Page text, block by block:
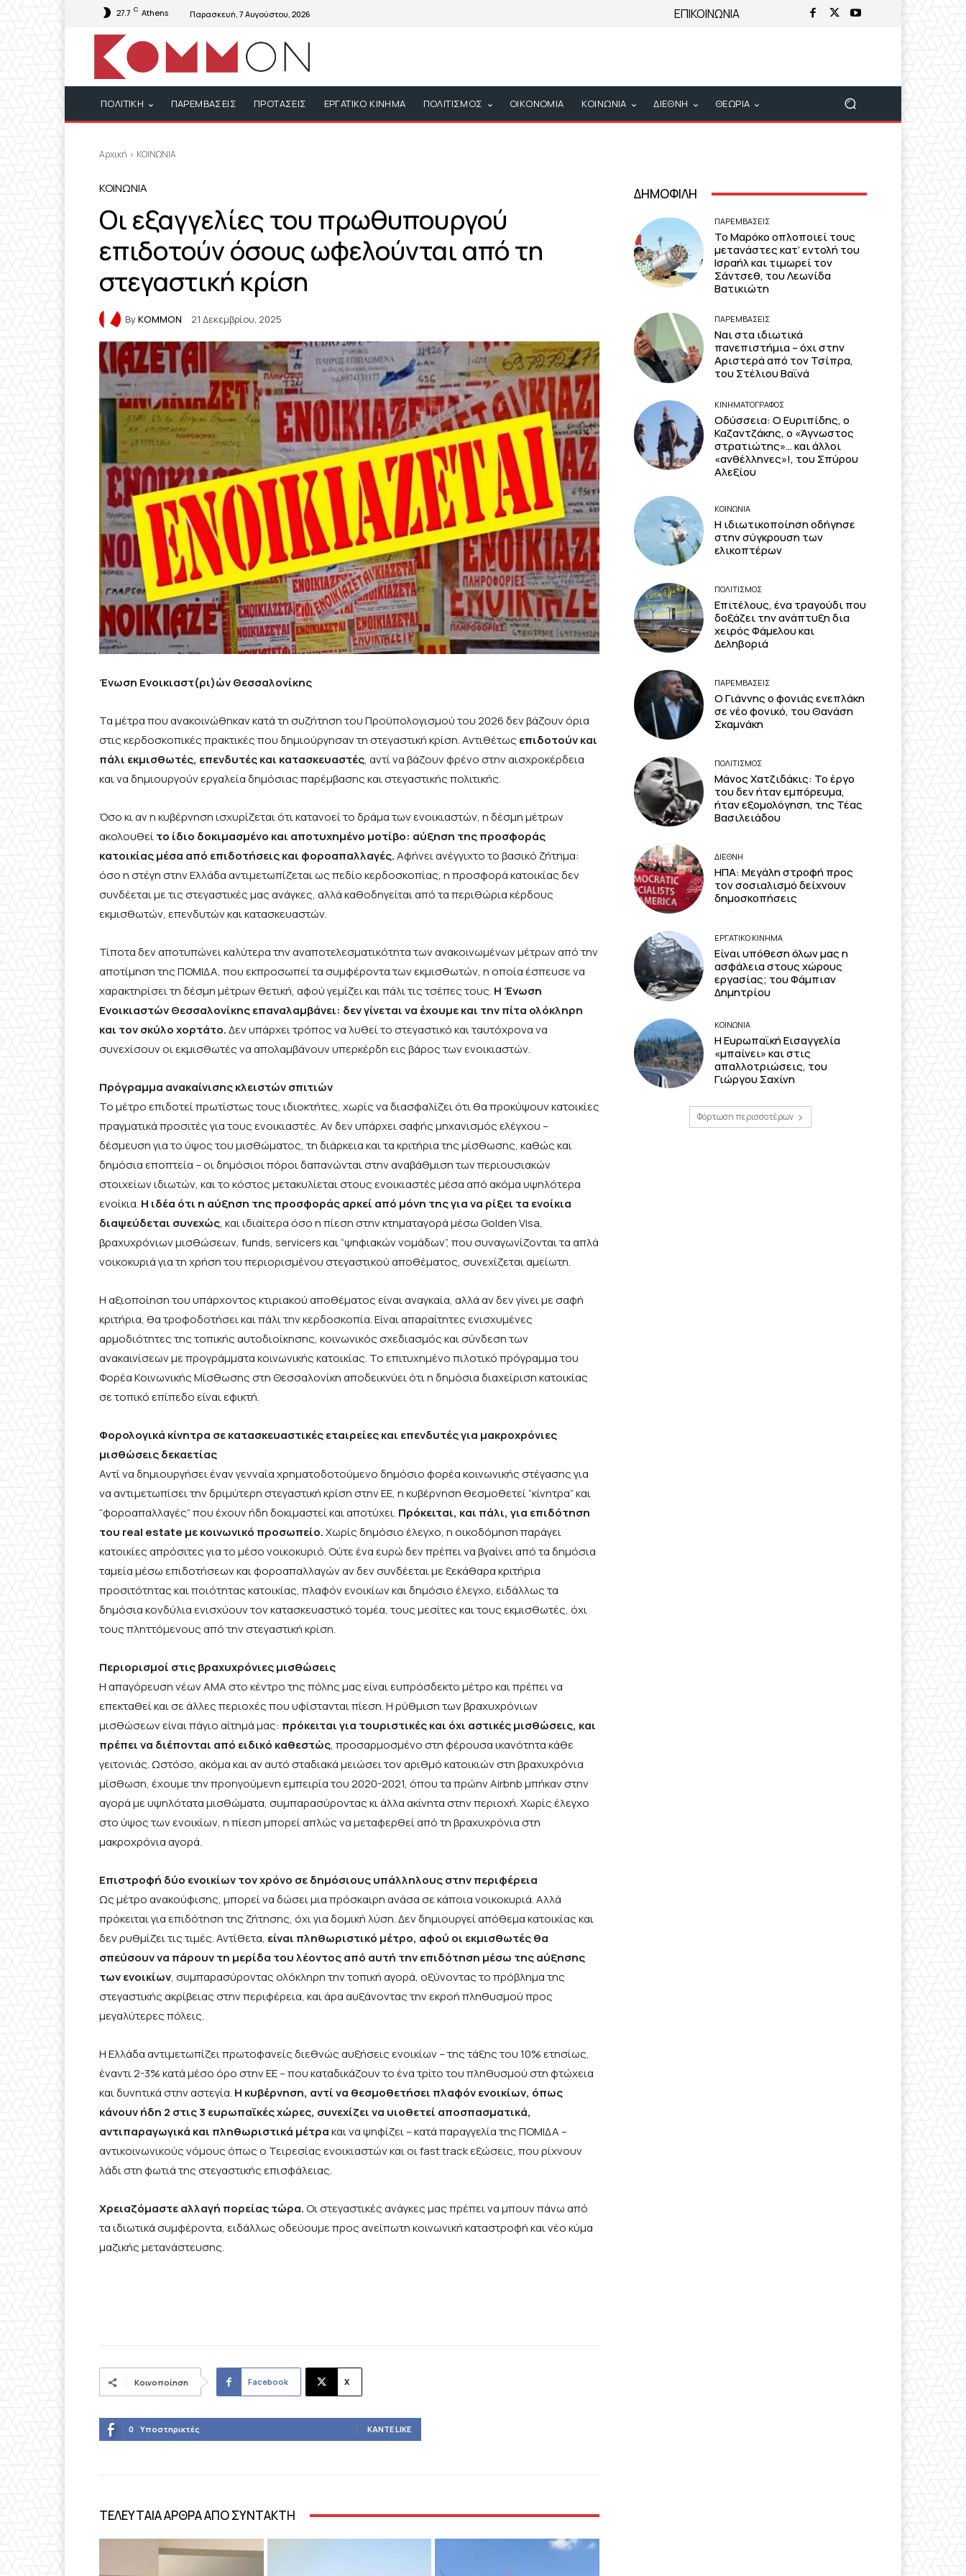
27.7 C Athens Παρασκευή, 7 Αυγούστου, 2026 ΕΠΙΚΟΙΝΩΝΙΑ
ΠΟΛΙΤΙΚΗ ΠΑΡΕΜΒΑΣΕΙΣ ΠΡΟΤΑΣΕΙΣ ΕΡΓΑΤΙΚΟ ΚΙΝΗΜΑ ΠΟΛΙΤΙΣΜΟΣ ΟΙΚΟΝΟΜΙΑ ΚΟΙΝΩΝΙΑ ΔΙΕΘΝΗ ΘΕΩΡΙΑ
Αρχική ΚΟΙΝΩΝΙΑ
ΚΟΙΝΩΝΙΑ
Οι εξαγγελίες του πρωθυπουργού
επιδοτούν όσους ωφελούνται από τη
στεγαστική κρίση
ByKOMMON 21 Δεκεμβρίου, 2025
Ένωση Ενοικιαστ(ρι)ών Θεσσαλονίκης
Τα μέτρα που ανακοινώθηκαν κατά τη συζήτηση του Προϋπολογισμού του 2026 δεν βάζουν όρια
στις κερδοσκοπικές πρακτικές που δημιούργησαν τη στεγαστική κρίση. Αντιθέτως επιδοτούν και
πάλι εκμισθωτές, επενδυτές και κατασκευαστές, αντί να βάζουν φρένο στην αισχροκέρδεια
και να δημιουργούν εργαλεία δημόσιας παρέμβασης και στεγαστικής πολιτικής.
Όσο κι αν η κυβέρνηση ισχυρίζεται ότι κατανοεί το δράμα των ενοικιαστών, η δέσμη μέτρων
ακολουθείτο ίδιο δοκιμασμένο και αποτυχημένο μοτίβο: αύξηση της προσφοράς
κατοικίας μέσα από επιδοτήσεις και φοροαπαλλαγές.Αφήνει ανέγγιχτο το βασικό ζήτημα:
όσο η στέγη στην Ελλάδα αντιμετωπίζεται ως πεδίο κερδοσκοπίας, η προσφορά κατοικίας δεν
συνδέεται με τις στεγαστικές μας ανάγκες, αλλά καθοδηγείται από τα περιθώρια κέρδους
εκμισθωτών, επενδυτών και κατασκευαστών.
Τίποτα δεν αποτυπώνει καλύτερα την αναποτελεσματικότητα των ανακοινωμένων μέτρων από την
αποτίμηση της ΠΟΜΙΔΑ, που εκπροσωπεί τα συμφέροντα των εκμισθωτών, η οποία έσπευσε να
χαρακτηρίσει τη δέσμη μέτρων θετική, αφού γεμίζει και πάλι τις τσέπες τους. Η Ένωση
Ενοικιαστών Θεσσαλονίκης επαναλαμβάνει: δεν γίνεται να έχουμε και την πίτα ολόκληρη
και τον σκύλο χορτάτο.Δεν υπάρχει τρόπος να λυθεί το στεγαστικό και ταυτόχρονα να
συνεχίσουν οι εκμισθωτές να απολαμβάνουν υπερκέρδη εις βάρος των ενοικιαστών.
Πρόγραμμα ανακαίνισης κλειστών σπιτιών
Το μέτρο επιδοτεί πρωτίστως τους ιδιοκτήτες, χωρίς να διασφαλίζει ότι θα προκύψουν κατοικίες
πραγματικά προσιτές για τους ενοικιαστές. Αν δεν υπάρχει σαφής μηχανισμός ελέγχου –
δέσμευση για το ύψος του μισθώματος, τη διάρκεια και τα κριτήρια της μίσθωσης, καθώς και
δημόσια εποπτεία – οι δημόσιοι πόροι δαπανώνται στην αναβάθμιση των περιουσιακών
στοιχείων ιδιωτών, και το κόστος μετακυλίεται στους ενοικιαστές μέσα από ακόμα υψηλότερα
ενοίκια. Η ιδέα ότι η αύξηση της προσφοράς αρκεί από μόνη της για να ρίξει τα ενοίκια
διαψεύδεται συνεχώς, και ιδιαίτερα όσο η πίεση στην κτηματαγορά μέσω Golden Visa,
βραχυχρόνιων μισθώσεων, funds, servicers και “ψηφιακών νομάδων”, που συναγωνίζονται τα απλά
νοικοκυριά για τη χρήση του περιορισμένου στεγαστικού αποθέματος, συνεχίζεται αμείωτη.
Η αξιοποίηση του υπάρχοντος κτιριακού αποθέματος είναι αναγκαία, αλλά αν δεν γίνει με σαφή
κριτήρια, θα τροφοδοτήσει και πάλι την κερδοσκοπία. Είναι απαραίτητες ενισχυμένες
αρμοδιότητες της τοπικής αυτοδιοίκησης, κοινωνικός σχεδιασμός και σύνδεση των
ανακαινίσεων με προγράμματα κοινωνικής κατοικίας. Το επιτυχημένο πιλοτικό πρόγραμμα του
Φορέα Κοινωνικής Μίσθωσης στη Θεσσαλονίκη αποδεικνύει ότι η δημόσια διαχείριση κατοικίας
σε τοπικό επίπεδο είναι εφικτή.
Φορολογικά κίνητρα σε κατασκευαστικές εταιρείες και επενδυτές για μακροχρόνιες
μισθώσεις δεκαετίας
Αντί να δημιουργήσει έναν γενναία χρηματοδοτούμενο δημόσιο φορέα κοινωνικής στέγασης για
να αντιμετωπίσει την δριμύτερη στεγαστική κρίση στην ΕΕ, η κυβέρνηση θεσμοθετεί “κίνητρα” και
“φοροαπαλλαγές” που έχουν ήδη δοκιμαστεί και αποτύχει. Πρόκειται, και πάλι, για επιδότηση
του real estate με κοινωνικό προσωπείο.Χωρίς δημόσιο έλεγχο, η οικοδόμηση παράγει
κατοικίες απρόσιτες για το μέσο νοικοκυριό. Ούτε ένα ευρώ δεν πρέπει να βγαίνει από τα δημόσια
ταμεία μέσω επιδοτήσεων και φοροαπαλλαγών αν δεν συνδέεται με ξεκάθαρα κριτήρια
προσιτότητας και ποιότητας κατοικίας, πλαφόν ενοικίων και δημόσιο έλεγχο, ειδάλλως τα
δημόσια κονδύλια ενισχύουν τον κατασκευαστικό τομέα, τους μεσίτες και τους εκμισθωτές, όχι
τους πληττόμενους από την στεγαστική κρίση.
Περιορισμοί στις βραχυχρόνιες μισθώσεις
Η απαγόρευση νέων ΑΜΑ στο κέντρο της πόλης μας είναι ευπρόσδεκτο μέτρο και πρέπει να
επεκταθεί και σε άλλες περιοχές που υφίστανται πίεση. Η ρύθμιση των βραχυχρόνιων
μισθώσεων είναι πάγιο αίτημά μας: πρόκειται για τουριστικές και όχι αστικές μισθώσεις, και
πρέπει να διέπονται από ειδικό καθεστώς, προσαρμοσμένο στη φέρουσα ικανότητα κάθε
γειτονιάς. Ωστόσο, ακόμα και αν αυτό σταδιακά μειώσει τον αριθμό κατοικιών στη βραχυχρόνια
μίσθωση, έχουμε την προηγούμενη εμπειρία του 2020-2021, όπου τα πρώην Airbnb μπήκαν στην
αγορά με υψηλότατα μισθώματα, συμπαρασύροντας κι άλλα ακίνητα στην περιοχή. Χωρίς έλεγχο
στο ύψος των ενοικίων, η πίεση μπορεί απλώς να μεταφερθεί από τη βραχυχρόνια στη
μακροχρόνια αγορά.
Επιστροφή δύο ενοικίων τον χρόνο σε δημόσιους υπάλληλους στην περιφέρεια
Ως μέτρο ανακούφισης, μπορεί να δώσει μια πρόσκαιρη ανάσα σε κάποια νοικοκυριά. Αλλά
πρόκειται για επιδότηση της ζήτησης, όχι για δομική λύση. Δεν δημιουργεί απόθεμα κατοικίας και
δεν ρυθμίζει τις τιμές. Αντίθετα, είναι πληθωριστικό μέτρο, αφού οι εκμισθωτές θα
σπεύσουν να πάρουν τη μερίδα του λέοντος από αυτή την επιδότηση μέσω της αύξησης
των ενοικίων, συμπαρασύροντας ολόκληρη την τοπική αγορά, οξύνοντας το πρόβλημα της
στεγαστικής ακρίβειας στην περιφέρεια, και άρα αυξάνοντας την εκροή πληθυσμού προς
μεγαλύτερες πόλεις.
Η Ελλάδα αντιμετωπίζει πρωτοφανείς διεθνώς αυξήσεις ενοικίων – της τάξης του 10% ετησίως,
έναντι 2-3% κατά μέσο όρο στην ΕΕ – που καταδικάζουν το ένα τρίτο του πληθυσμού στη φτώχεια
και δυνητικά στην αστεγία. Η κυβέρνηση, αντί να θεσμοθετήσει πλαφόν ενοικίων, όπως
κάνουν ήδη 2 στις 3 ευρωπαϊκές χώρες, συνεχίζει να υιοθετεί αποσπασματικά,
αντιπαραγωγικά και πληθωριστικά μέτρακαι να ψηφίζει – κατά παραγγελία της ΠΟΜΙΔΑ –
αντικοινωνικούς νόμους όπως ο Τειρεσίας ενοικιαστών και οι fast track εξώσεις, που ρίχνουν
λάδι στη φωτιά της στεγαστικής επισφάλειας.
Χρειαζόμαστε αλλαγή πορείας τώρα.Οι στεγαστικές ανάγκες μας πρέπει να μπουν πάνω από
τα ιδιωτικά συμφέροντα, ειδάλλως οδεύουμε προς ανείπωτη κοινωνική καταστροφή και νέο κύμα
μαζικής μετανάστευσης.
Κοινοποίηση Facebook X
0 Υποστηρικτές ΚΆΝΤΕ LIKE
ΤΕΛΕΥΤΑΙΑ ΑΡΘΡΑ ΑΠΟ ΣΥΝΤΑΚΤΗ
ΔΗΜΟΦΙΛΗ
ΠΑΡΕΜΒΑΣΕΙΣ
Το Μαρόκο οπλοποιεί τους
μετανάστες κατ’ εντολή του
Ισραήλ και τιμωρεί τον
Σάντσεθ, του Λεωνίδα
Βατικιώτη
ΠΑΡΕΜΒΑΣΕΙΣ
Ναι στα ιδιωτικά
πανεπιστήμια – όχι στην
Αριστερά από τον Τσίπρα,
του Στέλιου Βαϊνά
ΚΙΝΗΜΑΤΟΓΡΆΦΟΣ
Οδύσσεια: Ο Ευριπίδης, ο
Καζαντζάκης, ο «Άγνωστος
στρατιώτης»… και άλλοι
«ανθέλληνες»!, του Σπύρου
Αλεξίου
ΚΟΙΝΩΝΙΑ
Η ιδιωτικοποίηση οδήγησε
στην σύγκρουση των
ελικοπτέρων
ΠΟΛΙΤΙΣΜΟΣ
Επιτέλους, ένα τραγούδι που
δοξάζει την ανάπτυξη δια
χειρός Φάμελου και
Δεληβοριά
ΠΑΡΕΜΒΑΣΕΙΣ
Ο Γιάννης ο φονιάς ενεπλάκη
σε νέο φονικό, του Θανάση
Σκαμνάκη
ΠΟΛΙΤΙΣΜΟΣ
Μάνος Χατζιδάκις: Το έργο
του δεν ήταν εμπόρευμα,
ήταν εξομολόγηση, της Τέας
Βασιλειάδου
ΔΙΕΘΝΗ
ΗΠΑ: Μεγάλη στροφή προς
τον σοσιαλισμό δείχνουν
δημοσκοπήσεις
ΕΡΓΑΤΙΚΟ ΚΙΝΗΜΑ
Είναι υπόθεση όλων μας η
ασφάλεια στους χώρους
εργασίας; του Φάμπιαν
Δημητρίου
ΚΟΙΝΩΝΙΑ
Η Ευρωπαϊκή Εισαγγελία
«μπαίνει» και στις
απαλλοτριώσεις, του
Γιώργου Σαχίνη
Φόρτωση περισσοτέρων